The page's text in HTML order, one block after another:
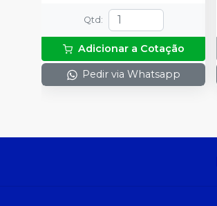
Qtd :
Adicionar a Cotação
Pedir via Whatsapp